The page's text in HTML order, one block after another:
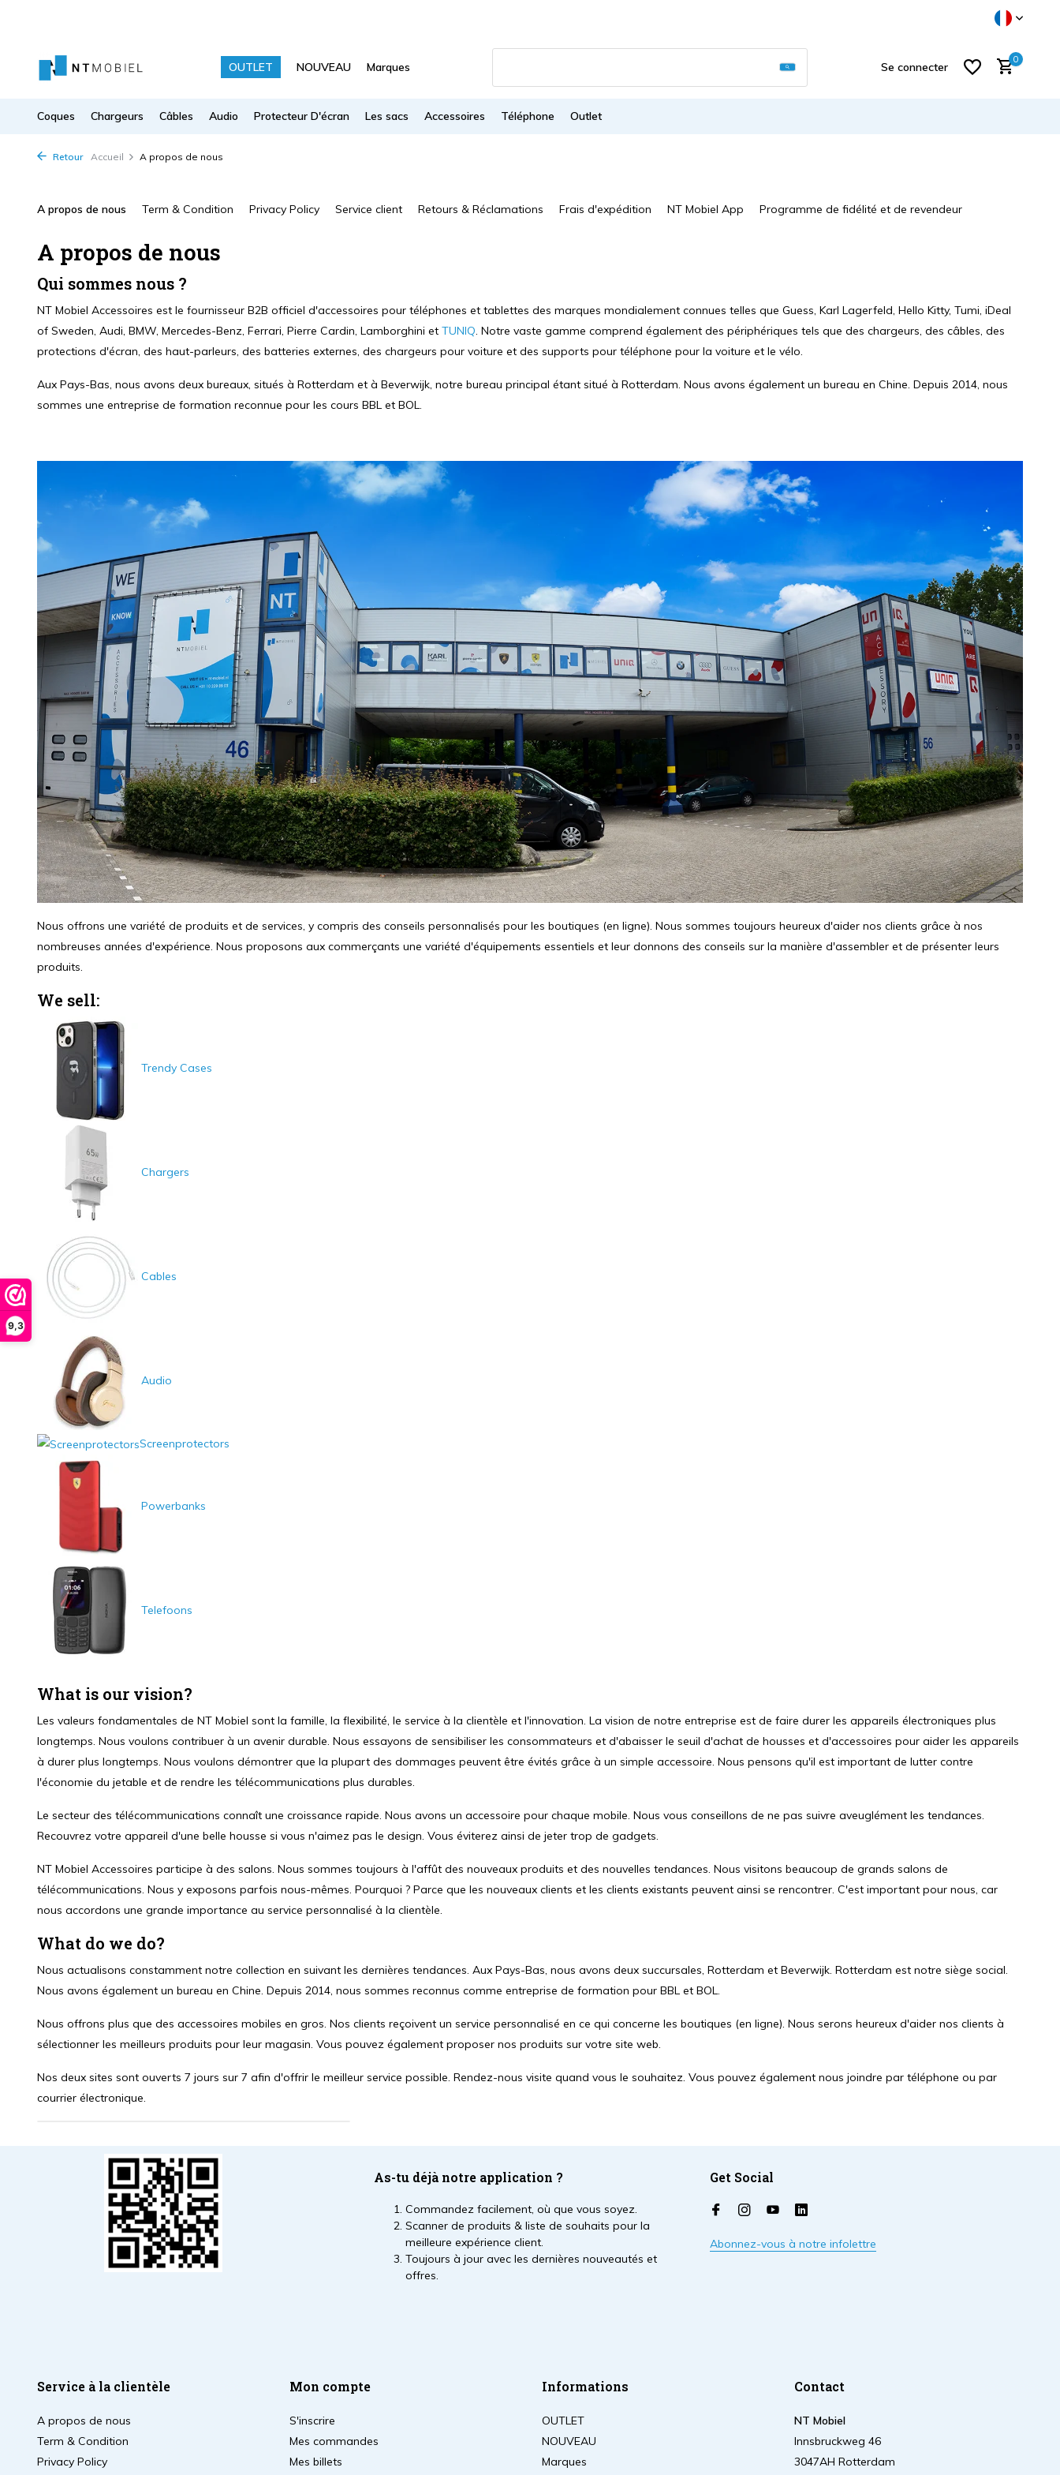
9,3
OUTLET NOUVEAU Marques
Utilisez les flèches haut et bas pour
Se connecter
0
Coques Chargeurs Câbles Audio Protecteur D'écran Les sacs Accessoires Téléphone Outlet
Retour Accueil A propos de nous
A propos de nous Term & Condition Privacy Policy Service client Retours & Réclamations Frais d'expédition NT Mobiel App Programme de fidélité et de revendeur
A propos de nous
Qui sommes nous ?
NT Mobiel Accessoires est le fournisseur B2B officiel d'accessoires pour téléphones et tablettes des marques mondialement connues telles que Guess, Karl Lagerfeld, Hello Kitty, Tumi, iDeal
of Sweden, Audi, BMW, Mercedes-Benz, Ferrari, Pierre Cardin, Lamborghini et TUNIQ. Notre vaste gamme comprend également des périphériques tels que des chargeurs, des câbles, des
protections d'écran, des haut-parleurs, des batteries externes, des chargeurs pour voiture et des supports pour téléphone pour la voiture et le vélo.
Aux Pays-Bas, nous avons deux bureaux, situés à Rotterdam et à Beverwijk, notre bureau principal étant situé à Rotterdam. Nous avons également un bureau en Chine. Depuis 2014, nous
sommes une entreprise de formation reconnue pour les cours BBL et BOL.
Nous offrons une variété de produits et de services, y compris des conseils personnalisés pour les boutiques (en ligne). Nous sommes toujours heureux d'aider nos clients grâce à nos
nombreuses années d'expérience. Nous proposons aux commerçants une variété d'équipements essentiels et leur donnons des conseils sur la manière d'assembler et de présenter leurs
produits.
We sell:
Trendy Cases
Chargers
Cables
Audio
Screenprotectors
Powerbanks
Telefoons
What is our vision?
Les valeurs fondamentales de NT Mobiel sont la famille, la flexibilité, le service à la clientèle et l'innovation. La vision de notre entreprise est de faire durer les appareils électroniques plus
longtemps. Nous voulons contribuer à un avenir durable. Nous essayons de sensibiliser les consommateurs et d'abaisser le seuil d'achat de housses et d'accessoires pour aider les appareils
à durer plus longtemps. Nous voulons démontrer que la plupart des dommages peuvent être évités grâce à un simple accessoire. Nous pensons qu'il est important de lutter contre
l'économie du jetable et de rendre les télécommunications plus durables.
Le secteur des télécommunications connaît une croissance rapide. Nous avons un accessoire pour chaque mobile. Nous vous conseillons de ne pas suivre aveuglément les tendances.
Recouvrez votre appareil d'une belle housse si vous n'aimez pas le design. Vous éviterez ainsi de jeter trop de gadgets.
NT Mobiel Accessoires participe à des salons. Nous sommes toujours à l'affût des nouveaux produits et des nouvelles tendances. Nous visitons beaucoup de grands salons de
télécommunications. Nous y exposons parfois nous-mêmes. Pourquoi ? Parce que les nouveaux clients et les clients existants peuvent ainsi se rencontrer. C'est important pour nous, car
nous accordons une grande importance au service personnalisé à la clientèle.
What do we do?
Nous actualisons constamment notre collection en suivant les dernières tendances. Aux Pays-Bas, nous avons deux succursales, Rotterdam et Beverwijk. Rotterdam est notre siège social.
Nous avons également un bureau en Chine. Depuis 2014, nous sommes reconnus comme entreprise de formation pour BBL et BOL.
Nous offrons plus que des accessoires mobiles en gros. Nos clients reçoivent un service personnalisé en ce qui concerne les boutiques (en ligne). Nous serons heureux d'aider nos clients à
sélectionner les meilleurs produits pour leur magasin. Vous pouvez également proposer nos produits sur votre site web.
Nos deux sites sont ouverts 7 jours sur 7 afin d'offrir le meilleur service possible. Rendez-nous visite quand vous le souhaitez. Vous pouvez également nous joindre par téléphone ou par
courrier électronique.
As-tu déjà notre application ?
Commandez facilement, où que vous soyez.
Scanner de produits & liste de souhaits pour la
meilleure expérience client.
Toujours à jour avec les dernières nouveautés et
offres.
Get Social
Abonnez-vous à notre infolettre
Service à la clientèle
A propos de nous
Term & Condition
Privacy Policy
Mon compte
S'inscrire
Mes commandes
Mes billets
Informations
OUTLET
NOUVEAU
Marques
Contact
NT Mobiel
Innsbruckweg 46
3047AH Rotterdam